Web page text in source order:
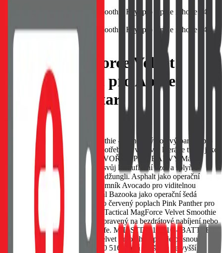
Tactical MagForce Velvet
Smoothie Kryt pro Apple
iPhone 14 Avatar
8596311259487
Tactical MagForce Velvet Smoothie - Sametový bojový parťák pro
tvůj telefon. Když jsi v terénu, potřebuješ výbavu, která je tvrdá jako
hřebíky, ale zároveň hladká. STVOŘEN PRO BARVY Máš 8
barev ve své jednotce. Vyber si svůj kamuflážní vzor a splyň s
davem, nebo vynikni v městské džungli. Asphalt jako operační
černá Avatar jako modrý průzkumník Avocado pro viditelnou
zelenou Banana jako žlutý signál Bazooka jako operační šedá
Foggy pro krycí šedou Chilli pro červený poplach Pink Panther pro
jemnou růžovou MAGFORCE Tactical MagForce Velvet Smoothie
je vybaven funkcí MagSafe. Připravený na bezdrátové nabíjení nebo
další magnetické funkce MagSafe. MIL-STD-810 516 - BATTLE
TESTED Tactical MagForce Velvet Smoothie splňuje přísnou
vojenskou normu MIL-STD-810 516, která zajišťuje nejvyšší